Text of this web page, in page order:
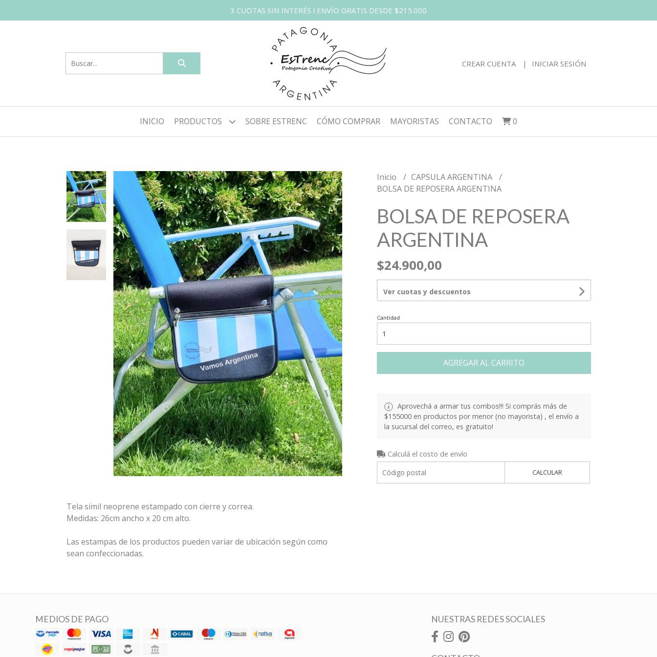
3 CUOTAS SIN INTERÉS l ENVÍO GRATIS DESDE $215.000
CREAR CUENTA INICIAR SESIÓN
INICIO PRODUCTOS SOBRE ESTRENC CÓMO COMPRAR MAYORISTAS CONTACTO 0
Tela símil neoprene estampado con cierre y correa.
Medidas: 26cm ancho x 20 cm alto.
Las estampas de los productos pueden variar de ubicación según como
sean confeccionadas.
Inicio
CAPSULA ARGENTINA
BOLSA DE REPOSERA ARGENTINA
BOLSA DE REPOSERA
ARGENTINA
$24.900,00
Ver cuotas y descuentos
Cantidad
AGREGAR AL CARRITO
Aprovechá a armar tus combos!!! Si comprás más de
$155000 en productos por menor (no mayorista) , el envío a
la sucursal del correo, es gratuito!
Calculá el costo de envío
CALCULAR
MEDIOS DE PAGO NUESTRAS REDES SOCIALES